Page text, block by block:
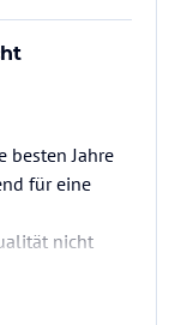
besten Jahre
für eine
nicht